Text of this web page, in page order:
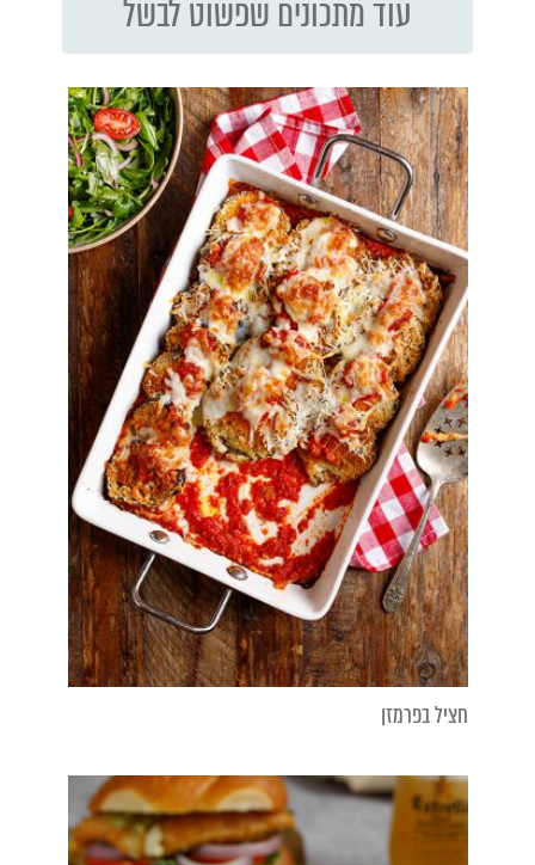
עוד מתכונים שפשוט לבשל
חציל בפרמזן